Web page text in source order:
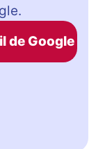
de Google